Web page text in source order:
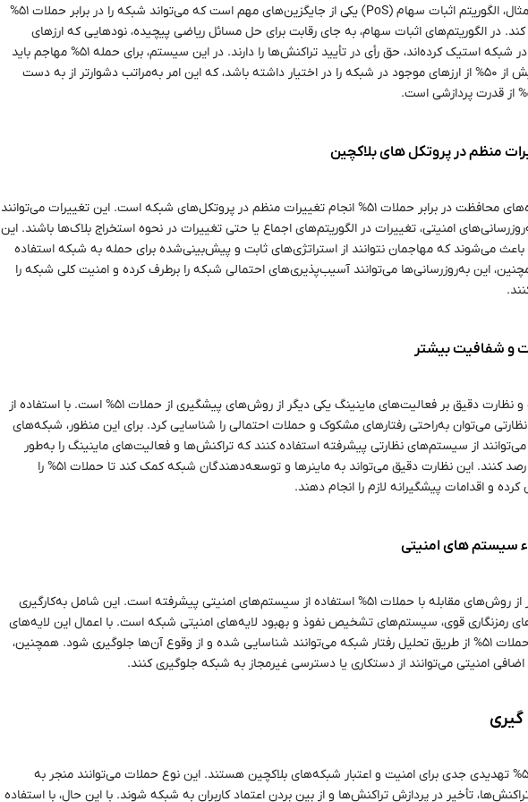
به‌عنوان‌مثال، الگوریتم اثبات سهام (PoS) یکی از جایگزین‌های مهم است که می‌تواند شبکه را در برابر حملات ۵۱%
کند. در الگوریتم‌های اثبات سهام، به جای رقابت برای حل مسائل ریاضی پیچیده، نودهایی که ارزهای
بیشتری در شبکه استیک کرده‌اند، حق رأی در تأیید تراکنش‌ها را دارند. در این سیستم، برای حمله ۵۱% مهاجم باید
کنترل بیش از ۵۰% از ارزهای موجود در شبکه را در اختیار داشته باشد، که این امر به‌مراتب دشوارتر از به دست
یکی از راه‌های محافظت در برابر حملات ۵۱% انجام تغییرات منظم در پروتکل‌های شبکه است. این تغییرات می‌توانند
امنیتی، تغییرات در الگوریتم‌های اجماع یا حتی تغییرات در نحوه استخراج بلاک‌ها باشند. این
باعث می‌شوند که مهاجمان نتوانند از استراتژی‌های ثابت و پیش‌بینی‌شده برای حمله به شبکه استفاده
این به‌روزرسانی‌ها می‌توانند آسیب‌پذیری‌های احتمالی شبکه را برطرف کرده و امنیت کلی شبکه را
شفافیت و نظارت دقیق بر فعالیت‌های ماینینگ یکی دیگر از روش‌های پیشگیری از حملات ۵۱% است. با استفاده از
نظارتی می‌توان به‌راحتی رفتارهای مشکوک و حملات احتمالی را شناسایی کرد. برای این منظور، شبکه‌های
می‌توانند از سیستم‌های نظارتی پیشرفته استفاده کنند که تراکنش‌ها و فعالیت‌های ماینینگ را به‌طور
پیوسته رصد کنند. این نظارت دقیق می‌تواند به ماینرها و توسعه‌دهندگان شبکه کمک کند تا حملات ۵۱% را
و اقدامات پیشگیرانه لازم را انجام دهند.
یکی دیگر از روش‌های مقابله با حملات ۵۱% استفاده از سیستم‌های امنیتی پیشرفته است. این شامل به‌کارگیری
رمزنگاری قوی، سیستم‌های تشخیص نفوذ و بهبود لایه‌های امنیتی شبکه است. با اعمال این لایه‌های
امنیتی، حملات ۵۱% از طریق تحلیل رفتار شبکه می‌توانند شناسایی شده و از وقوع آن‌ها جلوگیری شود. همچنین،
اضافی امنیتی می‌توانند از دستکاری یا دسترسی غیرمجاز به شبکه جلوگیری کنند.
گیری
حملات ۵۱% تهدیدی جدی برای امنیت و اعتبار شبکه‌های بلاکچین هستند. این نوع حملات می‌توانند منجر به
تأخیر در پردازش تراکنش‌ها و از بین بردن اعتماد کاربران به شبکه شوند. با این حال، با استفاده